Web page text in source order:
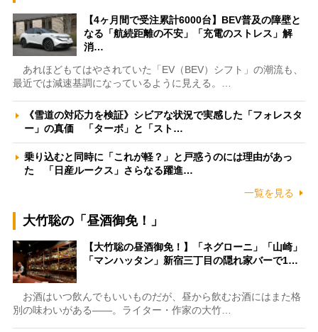
【4ヶ月間で受注累計6000台】BEV普及の障壁と
なる「航続距離の不安」「充電のストレス」解
消…
あれほどもてはやされていた「EV（BEV）シフト」の潮流も、
最近では減速基調になっているように見える。…
《雪道の対応力を検証》シビアな状況で実感した「フォレスタ
ー」の真価 「ターボ」と「スト…
乗り込むと同時に「これが軽？」と戸惑うのには理由があっ
た 「日産ルークス」さらなる躍進…
一覧を見る
大竹聡の「昼酒御免！」
【大竹聡の昼酒御免！】「ネグローニ」「山崎」
「マンハッタン」新宿三丁目の隠れ家バーで1…
お酒はいつ飲んでもいいものだが、昼から飲むお酒にはまた格
別の味わいがある――。ライター・作家の大竹…